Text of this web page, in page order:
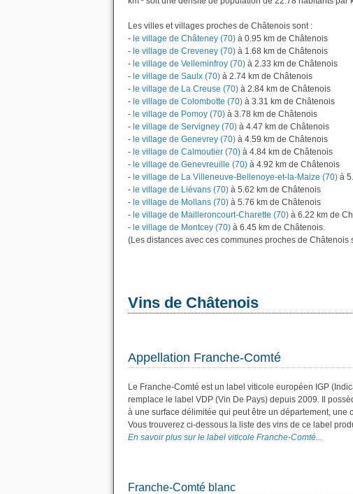
Les villes et villages proches de Châtenois sont :
- le village de Châteney (70) à 0.95 km de Châtenois
- le village de Creveney (70) à 1.68 km de Châtenois
- le village de Velleminfroy (70) à 2.33 km de Châtenois
- le village de Saulx (70) à 2.74 km de Châtenois
- le village de La Creuse (70) à 2.84 km de Châtenois
- le village de Colombotte (70) à 3.31 km de Châtenois
- le village de Pomoy (70) à 3.78 km de Châtenois
- le village de Servigney (70) à 4.47 km de Châtenois
- le village de Genevrey (70) à 4.59 km de Châtenois
- le village de Calmoutier (70) à 4.84 km de Châtenois
- le village de Genevreuille (70) à 4.92 km de Châtenois
- le village de La Villeneuve-Bellenoye-et-la-Maize (70) à
- le village de Liévans (70) à 5.62 km de Châtenois
- le village de Mollans (70) à 5.76 km de Châtenois
- le village de Mailleroncourt-Charette (70) à 6.22 km de
- le village de Montcey (70) à 6.45 km de Châtenois.
(Les distances avec ces communes proches de
Vins de Châtenois
Appellation Franche-Comté
Le Franche-Comté est un label viticole européen IGP
remplace le label VDP (Vin De Pays) depuis 2009. Il
à une surface délimitée qui peut être un département, une
Vous trouverez ci-dessous la liste des vins de ce label
En savoir plus sur le label viticole Franche-Comté...
Franche-Comté blanc